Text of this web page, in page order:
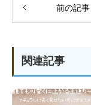
前の記事
関連記事